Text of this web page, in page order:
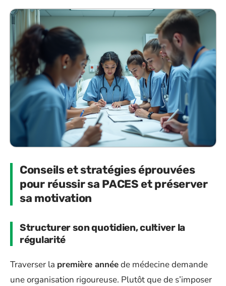
Conseils et stratégies éprouvées
pour réussir sa PACES et préserver
sa motivation
Structurer son quotidien, cultiver la
régularité
Traverser la première annéede médecine demande
une organisation rigoureuse. Plutôt que de s’imposer